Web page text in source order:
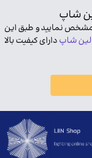
شاپ
مشخص نمایید و طبق این
لین شاپدارای کیفیت بالا